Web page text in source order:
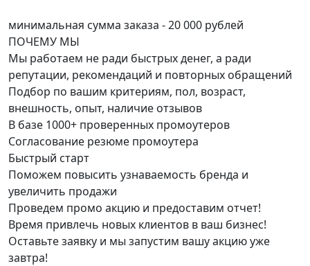
минимальная сумма заказа - 20 000 рублей
ПОЧЕМУ МЫ
Мы работаем не ради быстрых денег, а ради
репутации, рекомендаций и повторных обращений
Подбор по вашим критериям, пол, возраст,
внешность, опыт, наличие отзывов
В базе 1000+ проверенных промоутеров
Согласование резюме промоутера
Быстрый старт
Поможем повысить узнаваемость бренда и
увеличить продажи
Проведем промо акцию и предоставим отчет!
Время привлечь новых клиентов в ваш бизнес!
Оставьте заявку и мы запустим вашу акцию уже
завтра!